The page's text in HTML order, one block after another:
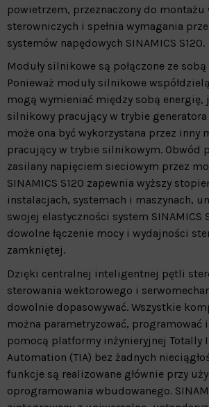
powietrzem, przeznaczony do montażu
sterowniczych i spełnia wymagania
systemów napędowych SINAMICS S120.
Moduły silnikowe są połączone ze sobą
Ponieważ moduły silnikowe
mogą wymieniać między sobą energię,
silnikowy pracujący w trybie generatora
może ona być wykorzystana przez inny
pracujący w trybie silnikowym. Obwód
zasilany napięciem sieciowym przez
SINAMICS S120 zapewnia wyższy
instalacjach, systemach i maszynach,
swojej elastyczności system SINAMICS
dowolne łączenie mocy i wydajności
zamkniętej.
Dzięki centralnej inteligentnej pętli
sterowania wektorowego i
dowolnie dopasowywać. Wszystkie
można parametryzować, programować
pomocą platformy inżynieryjnej Totally
Automation (TIA) bez żadnych
funkcje są realizowane głównie przy
oprogramowania wbudowanego.